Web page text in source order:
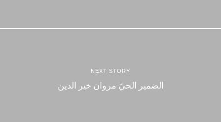
NEXT STORY
الضمير الحيّ مروان خير الدين